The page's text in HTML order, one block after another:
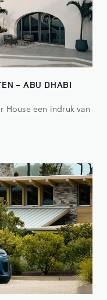
- ABU DHABI
House een indruk van